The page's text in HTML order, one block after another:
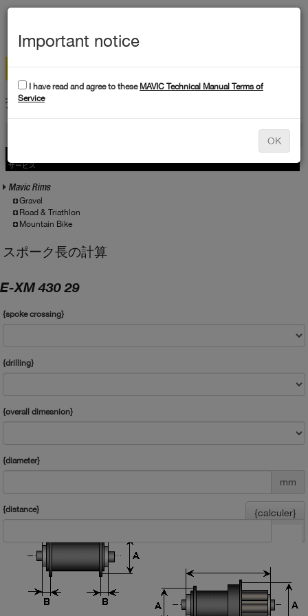
技術データ
サービス
Mavic Rims
Gravel
Road & Triathlon
Mountain Bike
スポーク長の計算
E-XM 430 29
{spoke crossing}
{drilling}
{overall dimesnion}
{diameter}
mm
{distance} {calculer}
Important notice
I have read and agree to these MAVIC Technical Manual Terms of
Service
OK